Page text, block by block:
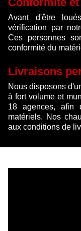
Avant d'être
vérification par
Ces personnes
conformité du
Livraisons
Nous disposons
à fort volume et
18 agences, afin
matériels. Nos
aux conditions de